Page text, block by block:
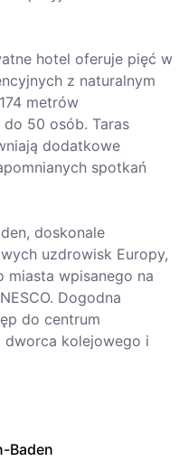
Baden
hotel oferuje pięć w
z naturalnym
metrów
50 osób. Taras
dodatkowe
spotkań
doskonale
uzdrowisk Europy,
miasta wpisanego na
Dogodna
do centrum
dworca kolejowego i